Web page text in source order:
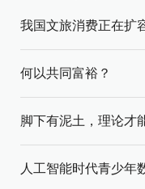
我国文旅消费正在扩
何以共同富裕？
脚下有泥土，理论才
人工智能时代青少年